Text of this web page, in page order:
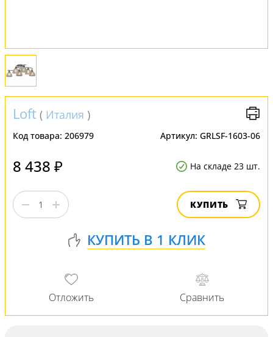
Loft ( Италия )
Код товара: 206979 Артикул: GRLSF-1603-06
8 438 ₽ На складе 23 шт.
КУПИТЬ